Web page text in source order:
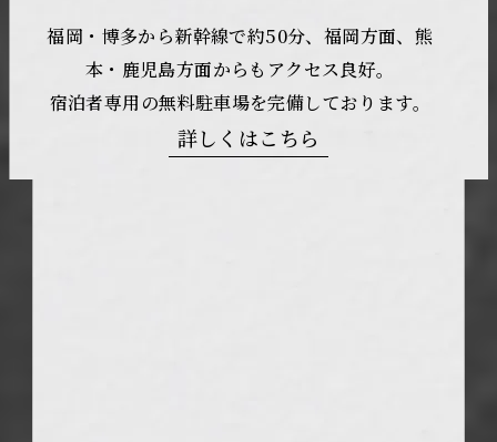
福岡・博多から新幹線で約50分、福岡方面、熊
本・鹿児島方面からもアクセス良好。
宿泊者専用の無料駐車場を完備しております。
詳しくはこちら